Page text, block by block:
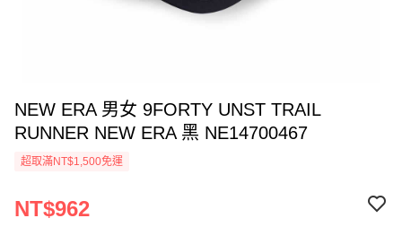
NEW ERA 男女 9FORTY UNST TRAIL
RUNNER NEW ERA 黑 NE14700467
超取滿NT$1,500免運
NT$962